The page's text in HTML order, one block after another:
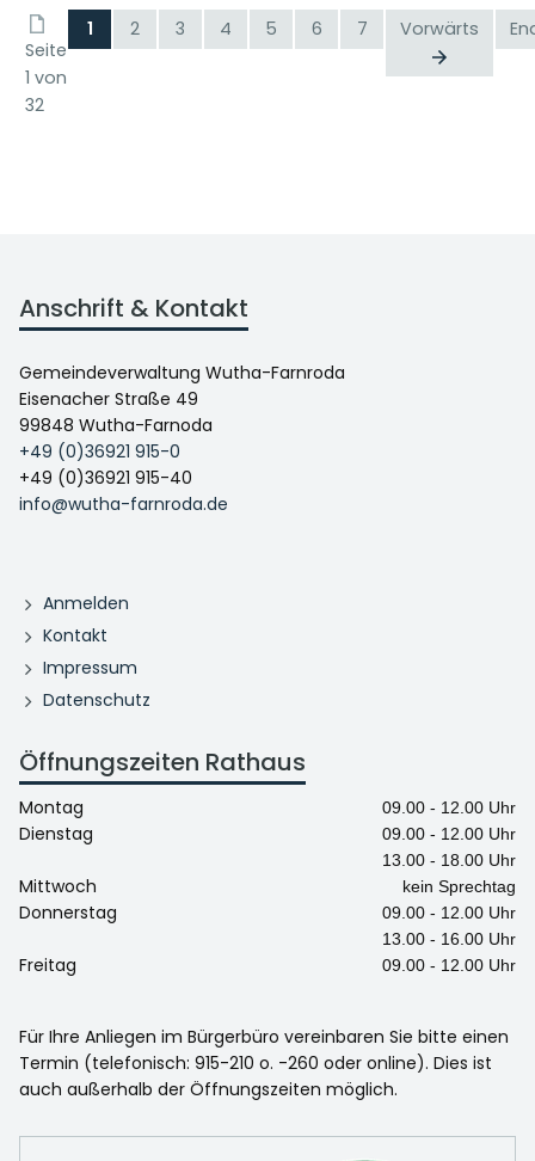
Seite
1 von
32
1 2 3 4 5 6 7 Vorwärts
Anschrift & Kontakt
Gemeindeverwaltung Wutha-Farnroda
Eisenacher Straße 49
99848 Wutha-Farnoda
+49 (0)36921 915-0
+49 (0)36921 915-40
info@wutha-farnroda.de
Anmelden
Kontakt
Impressum
Datenschutz
Öffnungszeiten Rathaus
Montag 09.00 - 12.00 Uhr
Dienstag
09.00 - 12.00 Uhr
13.00 - 18.00 Uhr
Mittwoch kein Sprechtag
Donnerstag
09.00 - 12.00 Uhr
13.00 - 16.00 Uhr
Freitag 09.00 - 12.00 Uhr
Für Ihre Anliegen im Bürgerbüro vereinbaren Sie bitte einen
Termin (telefonisch: 915-210 o. -260 oder online). Dies ist
auch außerhalb der Öffnungszeiten möglich.